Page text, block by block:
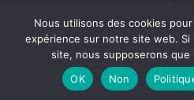
À PROPOS DE NOUS CGU
NOUS
© COPYRIGHT 2026 -
POWERED BY
Nous utilisons des cookies
expérience sur notre site web.
site, nous supposerons que
OK
Non